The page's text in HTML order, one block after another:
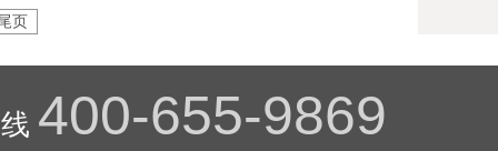
页
400-655-9869